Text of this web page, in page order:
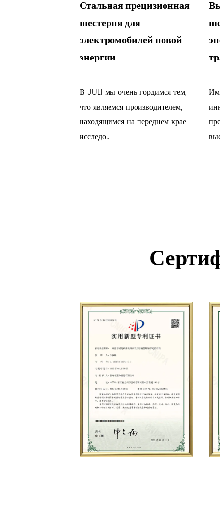
Стальная прецизионная
шестерня для
электромобилей новой
энергии
В JULI мы очень гордимся тем,
что являемся производителем,
находящимся на переднем крае
исследо...